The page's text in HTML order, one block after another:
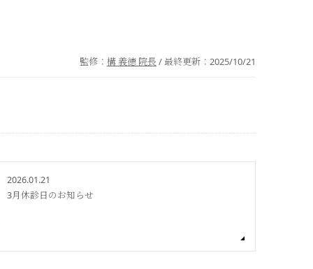
監修： 構 義徳 院長 / 最終更新： 2025/10/21
2026.01.21
3月休診日のお知らせ